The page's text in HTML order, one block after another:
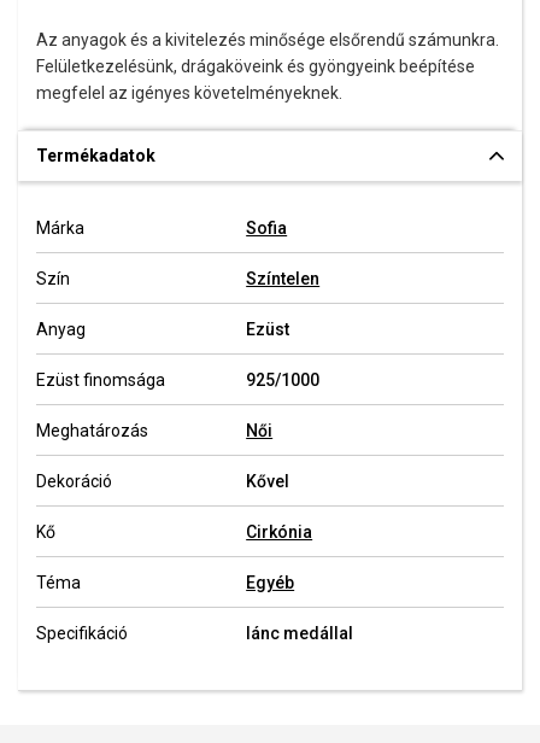
Az anyagok és a kivitelezés minősége elsőrendű számunkra.
Felületkezelésünk, drágaköveink és gyöngyeink beépítése
megfelel az igényes követelményeknek.
Termékadatok
Márka Sofia
Szín Színtelen
Anyag Ezüst
Ezüst finomsága 925/1000
Meghatározás Női
Dekoráció Kővel
Kő Cirkónia
Téma Egyéb
Specifikáció lánc medállal